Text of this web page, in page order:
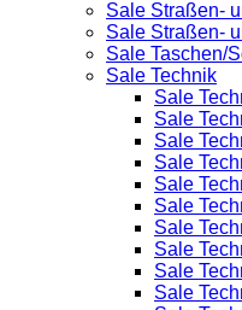
Sale Straßen-
Sale Straßen-
Sale Taschen/
Sale Technik
Sale
Sale
Sale
Sale
Sale
Sale
Sale
Sale
Sale
Sale